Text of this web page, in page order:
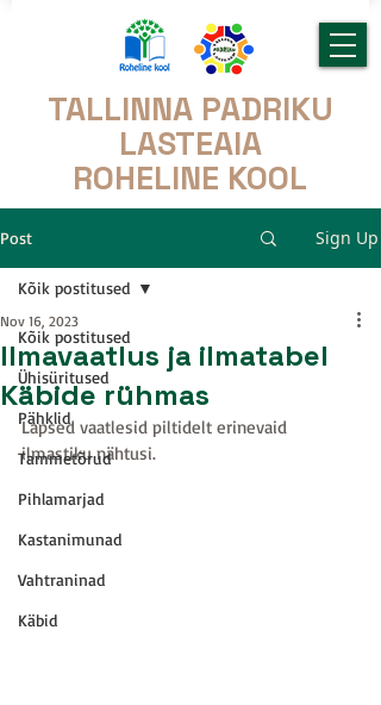
TALLINNA PADRIKU
LASTEAIA
ROHELINE KOOL
Post Sign Up
Kõik postitused
Ühisüritused
Pähklid
Tammetõrud
Pihlamarjad
Kastanimunad
Vahtraninad
Käbid
Kõik postitused
Ilmavaatlus ja ilmatabel
Käbide rühmas
Nov 16, 2023
Lapsed vaatlesid piltidelt erinevaid
ilmastiku nähtusi.